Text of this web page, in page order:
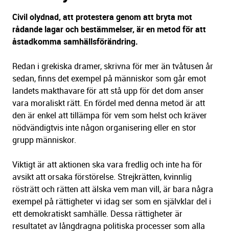
Civil olydnad, att protestera genom att bryta mot
rådande lagar och bestämmelser, är en metod för att
åstadkomma samhällsförändring.
Redan i grekiska dramer, skrivna för mer än tvåtusen år
sedan, finns det exempel på människor som går emot
landets makthavare för att stå upp för det dom anser
vara moraliskt rätt. En fördel med denna metod är att
den är enkel att tillämpa för vem som helst och kräver
nödvändigtvis inte någon organisering eller en stor
grupp människor.
Viktigt är att aktionen ska vara fredlig och inte ha för
avsikt att orsaka förstörelse. Strejkrätten, kvinnlig
rösträtt och rätten att älska vem man vill, är bara några
exempel på rättigheter vi idag ser som en självklar del i
ett demokratiskt samhälle. Dessa rättigheter är
resultatet av långdragna politiska processer som alla